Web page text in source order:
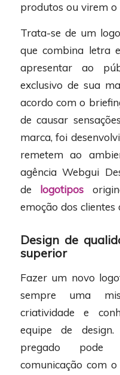
produtos ou virem
Trata-se de um
que combina letra
apresentar ao
exclusivo de sua
acordo com o
de causar
marca, foi
remetem ao
agência Webgui
de logotipos
emoção dos clientes
Design de
superior
Fazer um novo
sempre uma
criatividade e
equipe de
pregado pode
comunicação com